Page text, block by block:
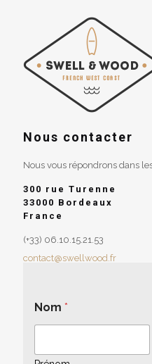
Nous contacter
Nous vous répondrons dans
300 rue Turenne
33000 Bordeaux
France
(+33) 06.10.15.21.53
contact@swellwood.fr
Nom *